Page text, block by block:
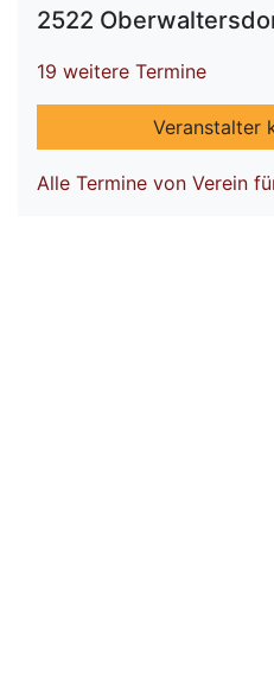
2522
19 weitere Termine
Veranstalter
Alle Termine von Verein